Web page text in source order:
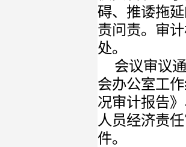
碍、推诿拖
责问责。审
处。
会议审议
会办公室工
况审计报告
人员经济责
件。